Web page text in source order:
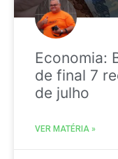
Economia:
de final 7
de julho
VER MATÉRIA »